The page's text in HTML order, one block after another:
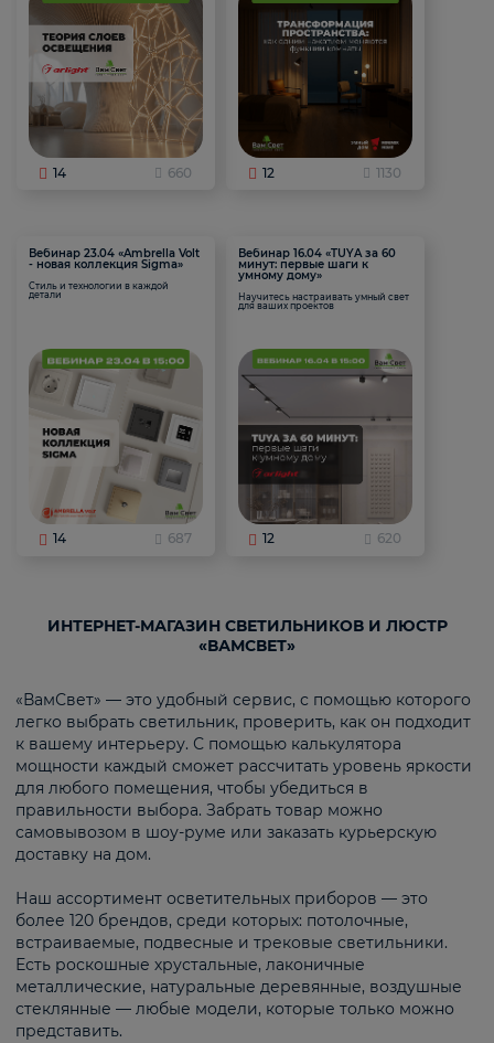
14 660 12 1130
Вебинар 23.04 «Ambrella Volt
- новая коллекция Sigma»
Стиль и технологии в каждой
детали
14 687
Вебинар 16.04 «TUYA за 60
минут: первые шаги к
умному дому»
Научитесь настраивать умный свет
для ваших проектов
12 620
ИНТЕРНЕТ-МАГАЗИН СВЕТИЛЬНИКОВ И ЛЮСТР
«ВАМСВЕТ»
«ВамСвет» — это удобный сервис, с помощью которого
легко выбрать светильник, проверить, как он подходит
к вашему интерьеру. С помощью калькулятора
мощности каждый сможет рассчитать уровень яркости
для любого помещения, чтобы убедиться в
правильности выбора. Забрать товар можно
самовывозом в шоу-руме или заказать курьерскую
доставку на дом.
Наш ассортимент осветительных приборов — это
более 120 брендов, среди которых: потолочные,
встраиваемые, подвесные и трековые светильники.
Есть роскошные хрустальные, лаконичные
металлические, натуральные деревянные, воздушные
стеклянные — любые модели, которые только можно
представить.